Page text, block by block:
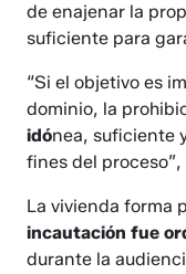
de enajenar la
suficiente para
“Si el objetivo es
dominio, la
idónea, suficiente
fines del proceso”,
La vivienda forma
incautación fue
durante la